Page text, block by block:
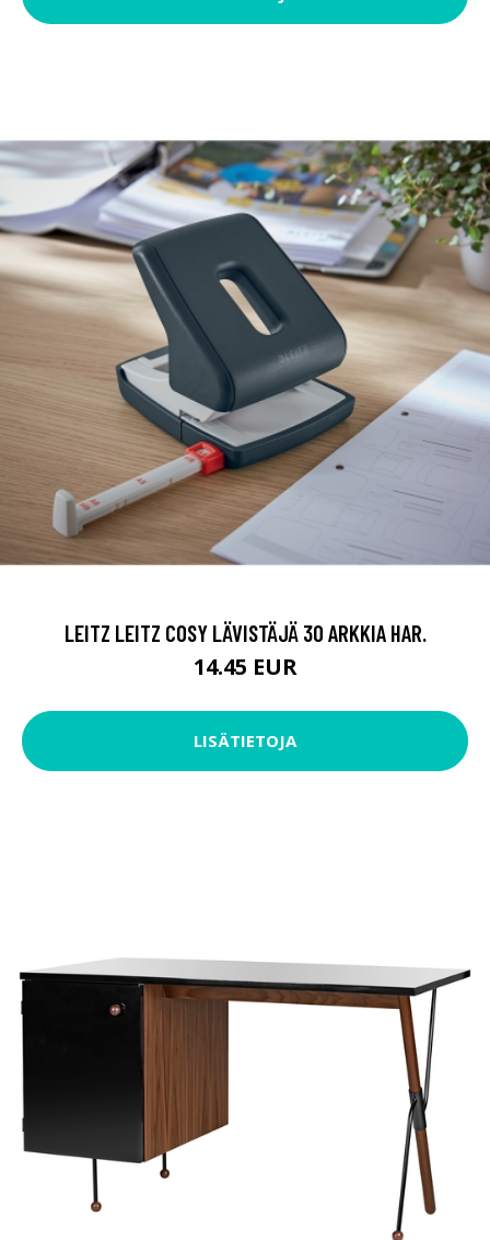
LEITZ LEITZ COSY LÄVISTÄJÄ 30 ARKKIA HAR.
14.45 EUR
LISÄTIETOJA